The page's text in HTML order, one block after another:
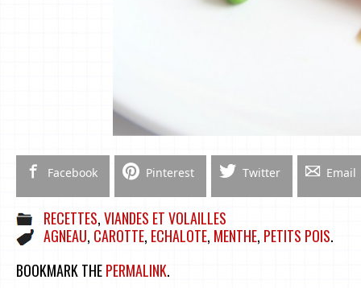
Facebook Pinterest Twitter Email
RECETTES,VIANDES ET VOLAILLES
AGNEAU, CAROTTE, ECHALOTE, MENTHE, PETITS POIS.
BOOKMARK THEPERMALINK.